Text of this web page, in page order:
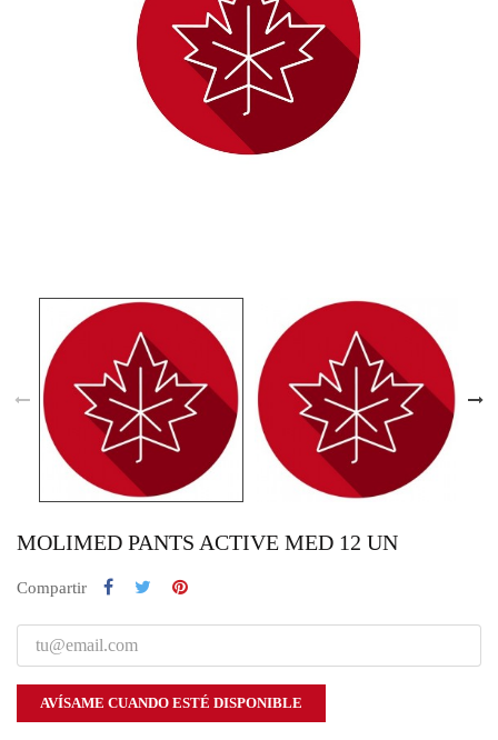
MOLIMED PANTS ACTIVE MED 12 UN
Compartir
AVÍSAME CUANDO ESTÉ DISPONIBLE